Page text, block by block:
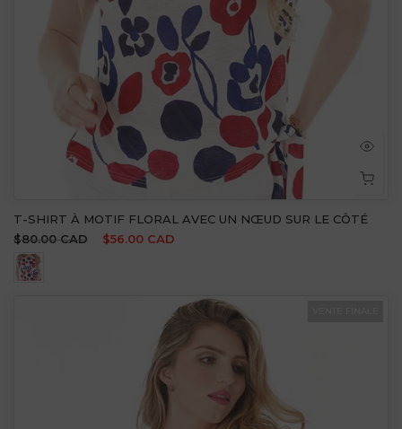
T-SHIRT À MOTIF FLORAL AVEC UN NŒUD SUR LE CÔTÉ
$80.00 CAD
$56.00 CAD